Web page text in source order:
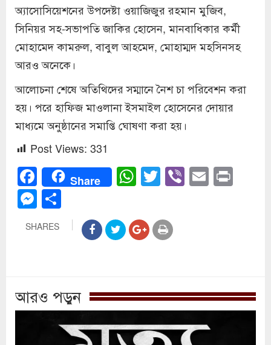
অ্যাসোসিয়েশনের উপদেষ্টা ওয়াজিজুর রহমান মুজিব,
সিনিয়র সহ-সভাপতি জাকির হোসেন, মানবাধিকার কর্মী
মোহামেদ কামরুল, বাবুল আহমেদ, মোহাম্মদ মহসিনসহ
আরও অনেকে।
আলোচনা শেষে অতিথিদের সম্মানে নৈশ চা পরিবেশন করা
হয়। পরে হাফিজ মাওলানা ইসমাইল হোসেনের দোয়ার
মাধ্যমে অনুষ্ঠানের সমাপ্তি ঘোষণা করা হয়।
Post Views: 331
Facebook
Share WhatsApp
Twitter
Viber
Email
Messenger
SHARES
আরও পড়ুন